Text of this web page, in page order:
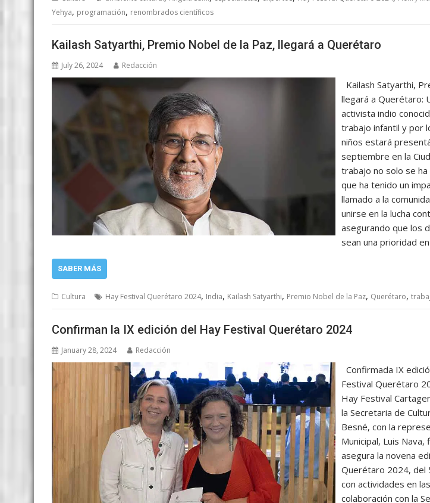
Yehya, programación, renombrados científicos
Kailash Satyarthi, Premio Nobel de la Paz, llegará a Querétaro
July 26, 2024 Redacción
Kailash Satyarthi,
llegará a Querétaro:
activista indio
trabajo infantil y por
niños estará
septiembre en la
trabajo no solo se ha
que ha tenido un
llamado a la
unirse en la lucha
asegurando que los
sean una prioridad
SABER MÁS
Cultura Hay Festival Querétaro 2024, India, Kailash Satyarthi, Premio Nobel de la Paz, Querétaro,
Confirman la IX edición del Hay Festival Querétaro 2024
January 28, 2024 Redacción
Confirmada IX
Festival Querétaro
Hay Festival
la Secretaria de
Besné, con la
Municipal, Luis
asegura la novena
Querétaro 2024, del
con actividades en
colaboración con la